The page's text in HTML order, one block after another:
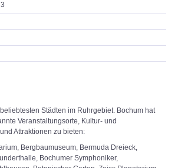
Städten im Ruhrgebiet. Bochum hat
Veranstaltungsorte, Kultur- und
Attraktionen zu bieten:
Bergbaumuseum, Bermuda Dreieck,
Bochumer Symphoniker,